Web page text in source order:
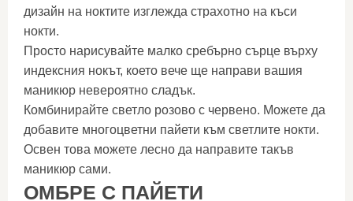
дизайн на ноктите изглежда страхотно на къси
нокти.
Просто нарисувайте малко сребърно сърце върху
индексния нокът, което вече ще направи вашия
маникюр невероятно сладък.
Комбинирайте светло розово с червено. Можете да
добавите многоцветни пайети към светлите нокти.
Освен това можете лесно да направите такъв
маникюр сами.
ОМБРЕ С ПАЙЕТИ